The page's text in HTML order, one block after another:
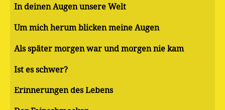
In deinen Augen unsere Welt
Um mich herum blicken meine Augen
Als später morgen war und morgen nie kam
Ist es schwer?
Erinnerungen des Lebens